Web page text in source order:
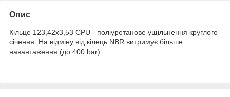
Опис
Кільце 123,42х3,53 CPU - поліуретанове ущільнення круглого
січення. На відміну від кілець NBR витримує більше
навантаження (до 400 bar).